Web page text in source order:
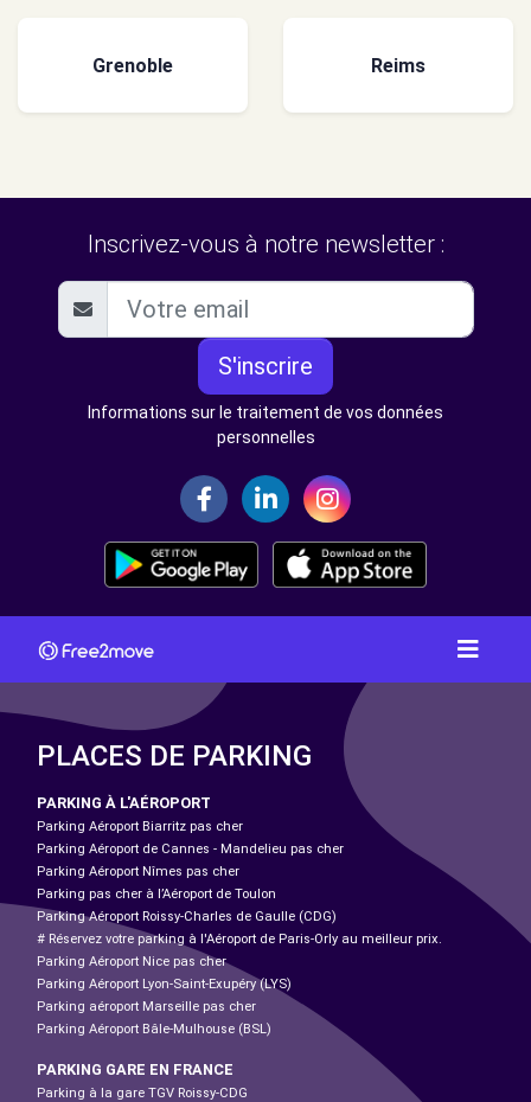
Grenoble Reims
Inscrivez-vous à notre newsletter :
S'inscrire
Informations sur le traitement de vos données
personnelles
PLACES DE PARKING
PARKING À L'AÉROPORT
Parking Aéroport Biarritz pas cher
Parking Aéroport de Cannes - Mandelieu pas cher
Parking Aéroport Nîmes pas cher
Parking pas cher à l’Aéroport de Toulon
Parking Aéroport Roissy-Charles de Gaulle (CDG)
# Réservez votre parking à l'Aéroport de Paris-Orly au meilleur prix.
Parking Aéroport Nice pas cher
Parking Aéroport Lyon-Saint-Exupéry (LYS)
Parking aéroport Marseille pas cher
Parking Aéroport Bâle-Mulhouse (BSL)
PARKING GARE EN FRANCE
Parking à la gare TGV Roissy-CDG